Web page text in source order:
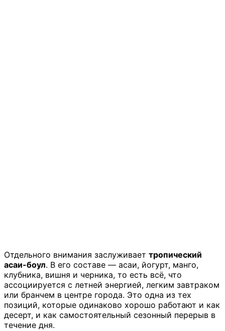
Отдельного внимания заслуживает тропический
асаи-боул. В его составе — асаи, йогурт, манго,
клубника, вишня и черника, то есть всё, что
ассоциируется с летней энергией, легким завтраком
или бранчем в центре города. Это одна из тех
позиций, которые одинаково хорошо работают и как
десерт, и как самостоятельный сезонный перерыв в
течение дня.